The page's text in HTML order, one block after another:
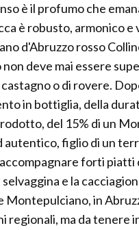
è il profumo che
è robusto, armonico e
d'Abruzzo rosso
deve mai essere
o di rovere.
in bottiglia, della
del 15% di un
autentico, figlio di un
forti piatti
e la
in
regionali, ma da tenere